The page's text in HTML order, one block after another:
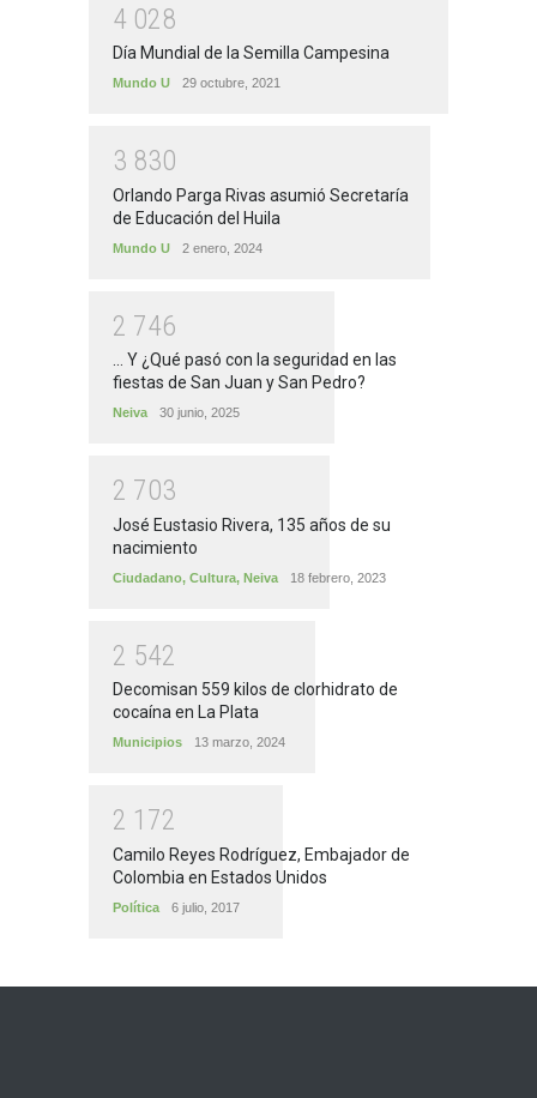
4 028
Día Mundial de la Semilla Campesina
Mundo U 29 octubre, 2021
3 830
Orlando Parga Rivas asumió Secretaría
de Educación del Huila
Mundo U 2 enero, 2024
2 746
... Y ¿Qué pasó con la seguridad en las
fiestas de San Juan y San Pedro?
Neiva 30 junio, 2025
2 703
José Eustasio Rivera, 135 años de su
nacimiento
Ciudadano, Cultura, Neiva 18 febrero, 2023
2 542
Decomisan 559 kilos de clorhidrato de
cocaína en La Plata
Municipios 13 marzo, 2024
2 1 72
Camilo Reyes Rodríguez, Embajador de
Colombia en Estados Unidos
Política 6 julio, 2017